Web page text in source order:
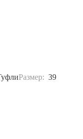
Размер: 39